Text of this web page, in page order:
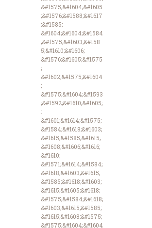
&#1575;&#1604;&#1605
;&#1576;&#1588;&#1617
;&#1585;
&#1604;&#1604;&#1584
;&#1575;&#1603;&#158
5;&#1610;&#1606;
&#1576;&#1605;&#1575
;
&#1602;&#1575;&#1604
;
&#1575;&#1604;&#1593
;&#1592;&#1610;&#1605;
:
&#1601;&#1614;&#1575;
&#1584;&#1618;&#1603;
&#1615;&#1585;&#1615;
&#1608;&#1606;&#1616;
&#1610;
&#1571;&#1614;&#1584;
&#1618;&#1603;&#1615;
&#1585;&#1618;&#1603;
&#1615;&#1605;&#1618;
&#1575;&#1584;&#1618;
&#1603;&#1615;&#1585;
&#1615;&#1608;&#1575;
&#1575;&#1604;&#1604